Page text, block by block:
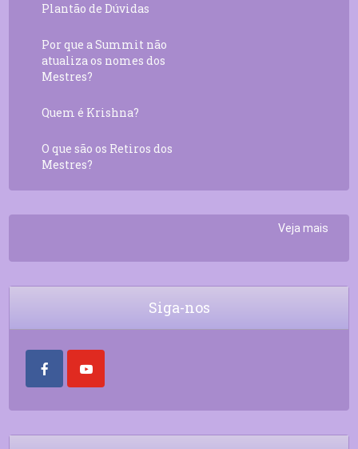
Plantão de Dúvidas
Por que a Summit não
atualiza os nomes dos
Mestres?
Quem é Krishna?
O que são os Retiros dos
Mestres?
Veja mais
Siga-nos